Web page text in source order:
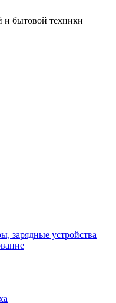
и бытовой техники
зарядные устройства